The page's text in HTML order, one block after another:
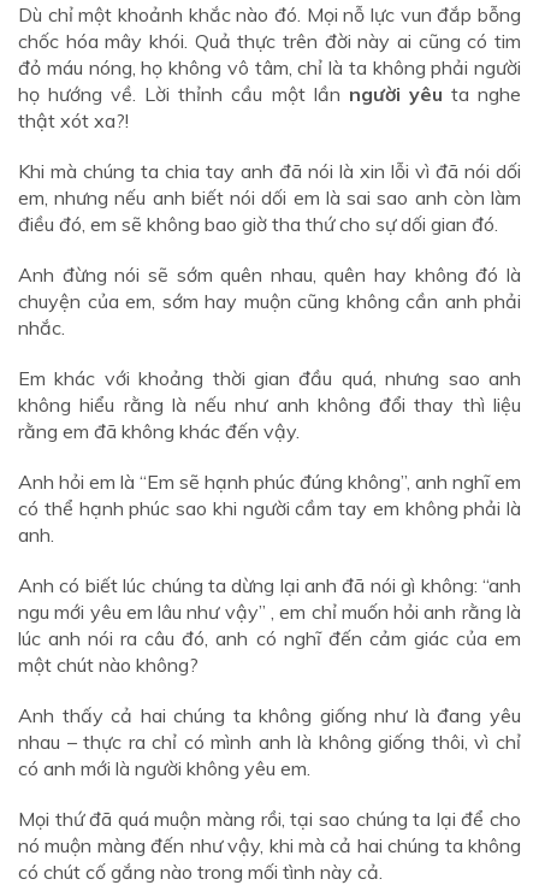
Dù chỉ một khoảnh khắc nào đó. Mọi nỗ lực vun đắp bỗng
chốc hóa mây khói. Quả thực trên đời này ai cũng có tim
đỏ máu nóng, họ không vô tâm, chỉ là ta không phải người
họ hướng về. Lời thỉnh cầu một lần người yêu ta nghe
thật xót xa?!
Khi mà chúng ta chia tay anh đã nói là xin lỗi vì đã nói dối
em, nhưng nếu anh biết nói dối em là sai sao anh còn làm
điều đó, em sẽ không bao giờ tha thứ cho sự dối gian đó.
Anh đừng nói sẽ sớm quên nhau, quên hay không đó là
chuyện của em, sớm hay muộn cũng không cần anh phải
nhắc.
Em khác với khoảng thời gian đầu quá, nhưng sao anh
không hiểu rằng là nếu như anh không đổi thay thì liệu
rằng em đã không khác đến vậy.
Anh hỏi em là “Em sẽ hạnh phúc đúng không”, anh nghĩ em
có thể hạnh phúc sao khi người cầm tay em không phải là
anh.
Anh có biết lúc chúng ta dừng lại anh đã nói gì không: “anh
ngu mới yêu em lâu như vậy” , em chỉ muốn hỏi anh rằng là
lúc anh nói ra câu đó, anh có nghĩ đến cảm giác của em
một chút nào không?
Anh thấy cả hai chúng ta không giống như là đang yêu
nhau – thực ra chỉ có mình anh là không giống thôi, vì chỉ
có anh mới là người không yêu em.
Mọi thứ đã quá muộn màng rồi, tại sao chúng ta lại để cho
nó muộn màng đến như vậy, khi mà cả hai chúng ta không
có chút cố gắng nào trong mối tình này cả.